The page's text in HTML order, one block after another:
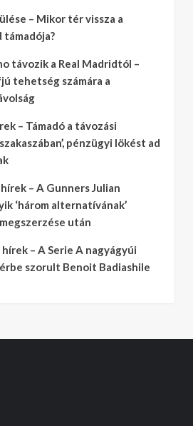
– Mikor tér vissza a
távozik a Real Madridtól –
tehetség számára a
– Támadó a távozási
pénzügyi lökést ad
– A Gunners Julian
‘három alternatívának’
után
– A Serie A nagyágyúi
szorult Benoit Badiashile